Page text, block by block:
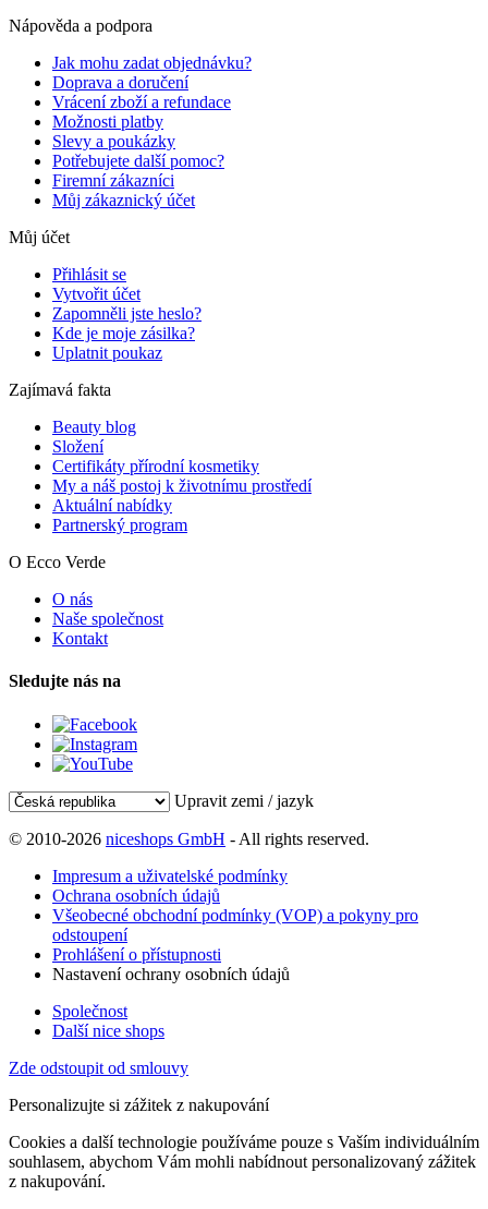
Nápověda a podpora
Jak mohu zadat objednávku?
Doprava a doručení
Vrácení zboží a refundace
Možnosti platby
Slevy a poukázky
Potřebujete další pomoc?
Firemní zákazníci
Můj zákaznický účet
Můj účet
Přihlásit se
Vytvořit účet
Zapomněli jste heslo?
Kde je moje zásilka?
Uplatnit poukaz
Zajímavá fakta
Beauty blog
Složení
Certifikáty přírodní kosmetiky
My a náš postoj k životnímu prostředí
Aktuální nabídky
Partnerský program
O Ecco Verde
O nás
Naše společnost
Kontakt
Sledujte nás na
Upravit zemi / jazyk
© 2010-2026 niceshops GmbH - All rights reserved.
Impresum a uživatelské podmínky
Ochrana osobních údajů
Všeobecné obchodní podmínky (VOP) a pokyny pro
odstoupení
Prohlášení o přístupnosti
Nastavení ochrany osobních údajů
Společnost
Další nice shops
Zde odstoupit od smlouvy
Personalizujte si zážitek z nakupování
Cookies a další technologie používáme pouze s Vaším individuálním
souhlasem, abychom Vám mohli nabídnout personalizovaný zážitek
z nakupování.